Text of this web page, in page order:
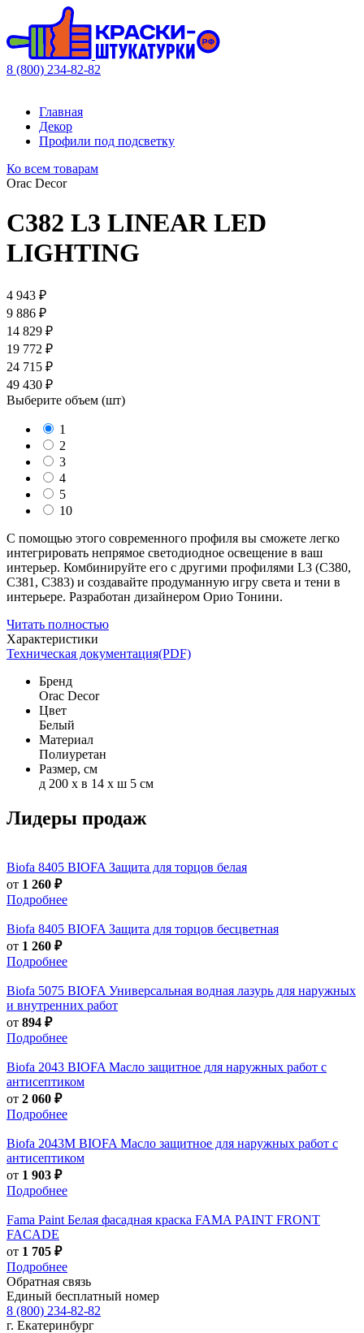
8 (800) 234-82-82
Главная
Декор
Профили под подсветку
Ко всем товарам
Orac Decor
C382 L3 LINEAR LED
LIGHTING
4 943 ₽
9 886 ₽
14 829 ₽
19 772 ₽
24 715 ₽
49 430 ₽
Выберите объем (шт)
1
2
3
4
5
10
С помощью этого современного профиля вы сможете легко
интегрировать непрямое светодиодное освещение в ваш
интерьер. Комбинируйте его с другими профилями L3 (C380,
C381, C383) и создавайте продуманную игру света и тени в
интерьере. Разработан дизайнером Орио Тонини.
Читать полностью
Характеристики
Техническая документация(PDF)
Бренд
Orac Decor
Цвет
Белый
Материал
Полиуретан
Размер, см
д 200 x в 14 x ш 5 см
Лидеры продаж
Biofa 8405 BIOFA Защита для торцов белая
от 1 260 ₽
Подробнее
Biofa 8405 BIOFA Защита для торцов бесцветная
от 1 260 ₽
Подробнее
Biofa 5075 BIOFA Универсальная водная лазурь для наружных
и внутренних работ
от 894 ₽
Подробнее
Biofa 2043 BIOFA Масло защитное для наружных работ с
антисептиком
от 2 060 ₽
Подробнее
Biofa 2043M BIOFA Масло защитное для наружных работ с
антисептиком
от 1 903 ₽
Подробнее
Fama Paint Белая фасадная краска FAMA PAINT FRONT
FACADE
от 1 705 ₽
Подробнее
Обратная связь
Единый бесплатный номер
8 (800) 234-82-82
г. Екатеринбург